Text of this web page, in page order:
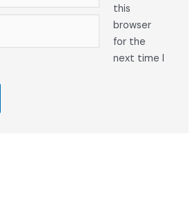
this
browser
for the
next time I